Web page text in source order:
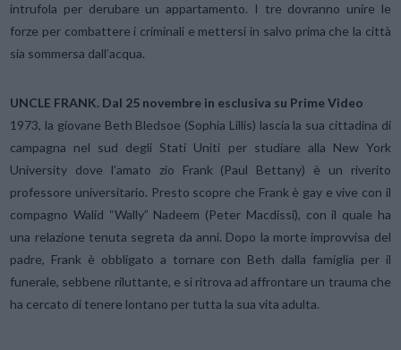
intrufola per derubare un appartamento. I tre dovranno unire le
forze per combattere i criminali e mettersi in salvo prima che la città
sia sommersa dall’acqua.
UNCLE FRANK. Dal 25 novembre in esclusiva su Prime Video
1973, la giovane Beth Bledsoe (Sophia Lillis) lascia la sua cittadina di
campagna nel sud degli Stati Uniti per studiare alla New York
University dove l’amato zio Frank (Paul Bettany) è un riverito
professore universitario. Presto scopre che Frank è gay e vive con il
compagno Walid “Wally” Nadeem (Peter Macdissi), con il quale ha
una relazione tenuta segreta da anni. Dopo la morte improvvisa del
padre, Frank è obbligato a tornare con Beth dalla famiglia per il
funerale, sebbene riluttante, e si ritrova ad affrontare un trauma che
ha cercato di tenere lontano per tutta la sua vita adulta.